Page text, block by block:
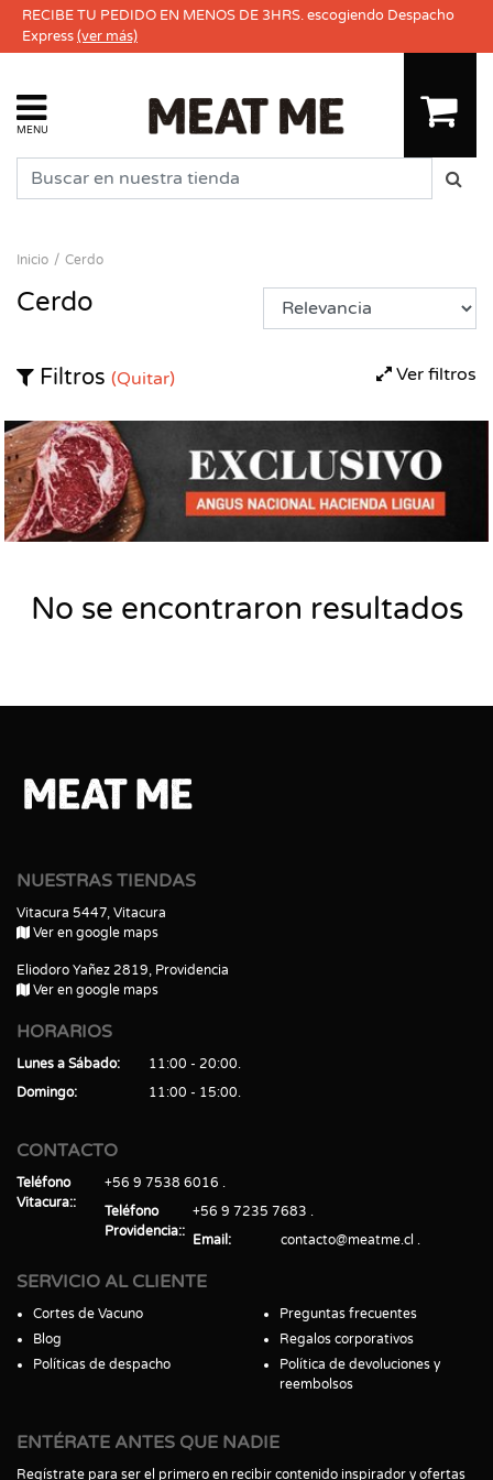
RECIBE TU PEDIDO EN MENOS DE 3HRS. escogiendo Despacho
Express(ver más)
MENU
Inicio Cerdo
Cerdo
Ver filtros
Filtros (Quitar)
No se encontraron resultados
NUESTRAS TIENDAS
Vitacura 5447, Vitacura
Ver en google maps
Eliodoro Yañez 2819, Providencia
Ver en google maps
HORARIOS
Lunes a Sábado
11:00 - 20:00
Domingo
11:00 - 15:00
CONTACTO
Teléfono
Vitacura:
+56 9 7538 6016
Teléfono
Providencia:
+56 9 7235 7683
Email
contacto@meatme.cl
SERVICIO AL CLIENTE
Cortes de Vacuno
Blog
Políticas de despacho
Preguntas frecuentes
Regalos corporativos
Política de devoluciones y
reembolsos
ENTÉRATE ANTES QUE NADIE
Regístrate para ser el primero en recibir contenido inspirador y ofertas